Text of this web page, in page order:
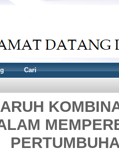
Cari